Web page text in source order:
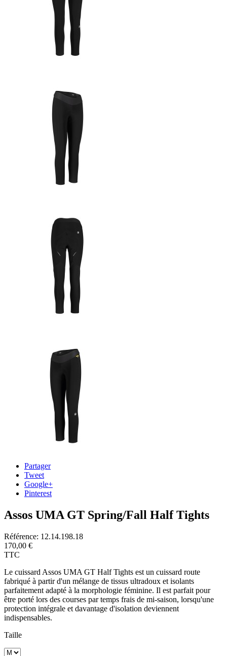
Partager
Tweet
Google+
Pinterest
Assos UMA GT Spring/Fall Half Tights
Référence: 12.14.198.18
170,00 €
TTC
Le cuissard Assos UMA GT Half Tights est un cuissard route
fabriqué à partir d'un mélange de tissus ultradoux et isolants
parfaitement adapté à la morphologie féminine. Il est parfait pour
être porté lors des courses par temps frais de mi-saison, lorsqu'une
protection intégrale et davantage d'isolation deviennent
indispensables.
Taille